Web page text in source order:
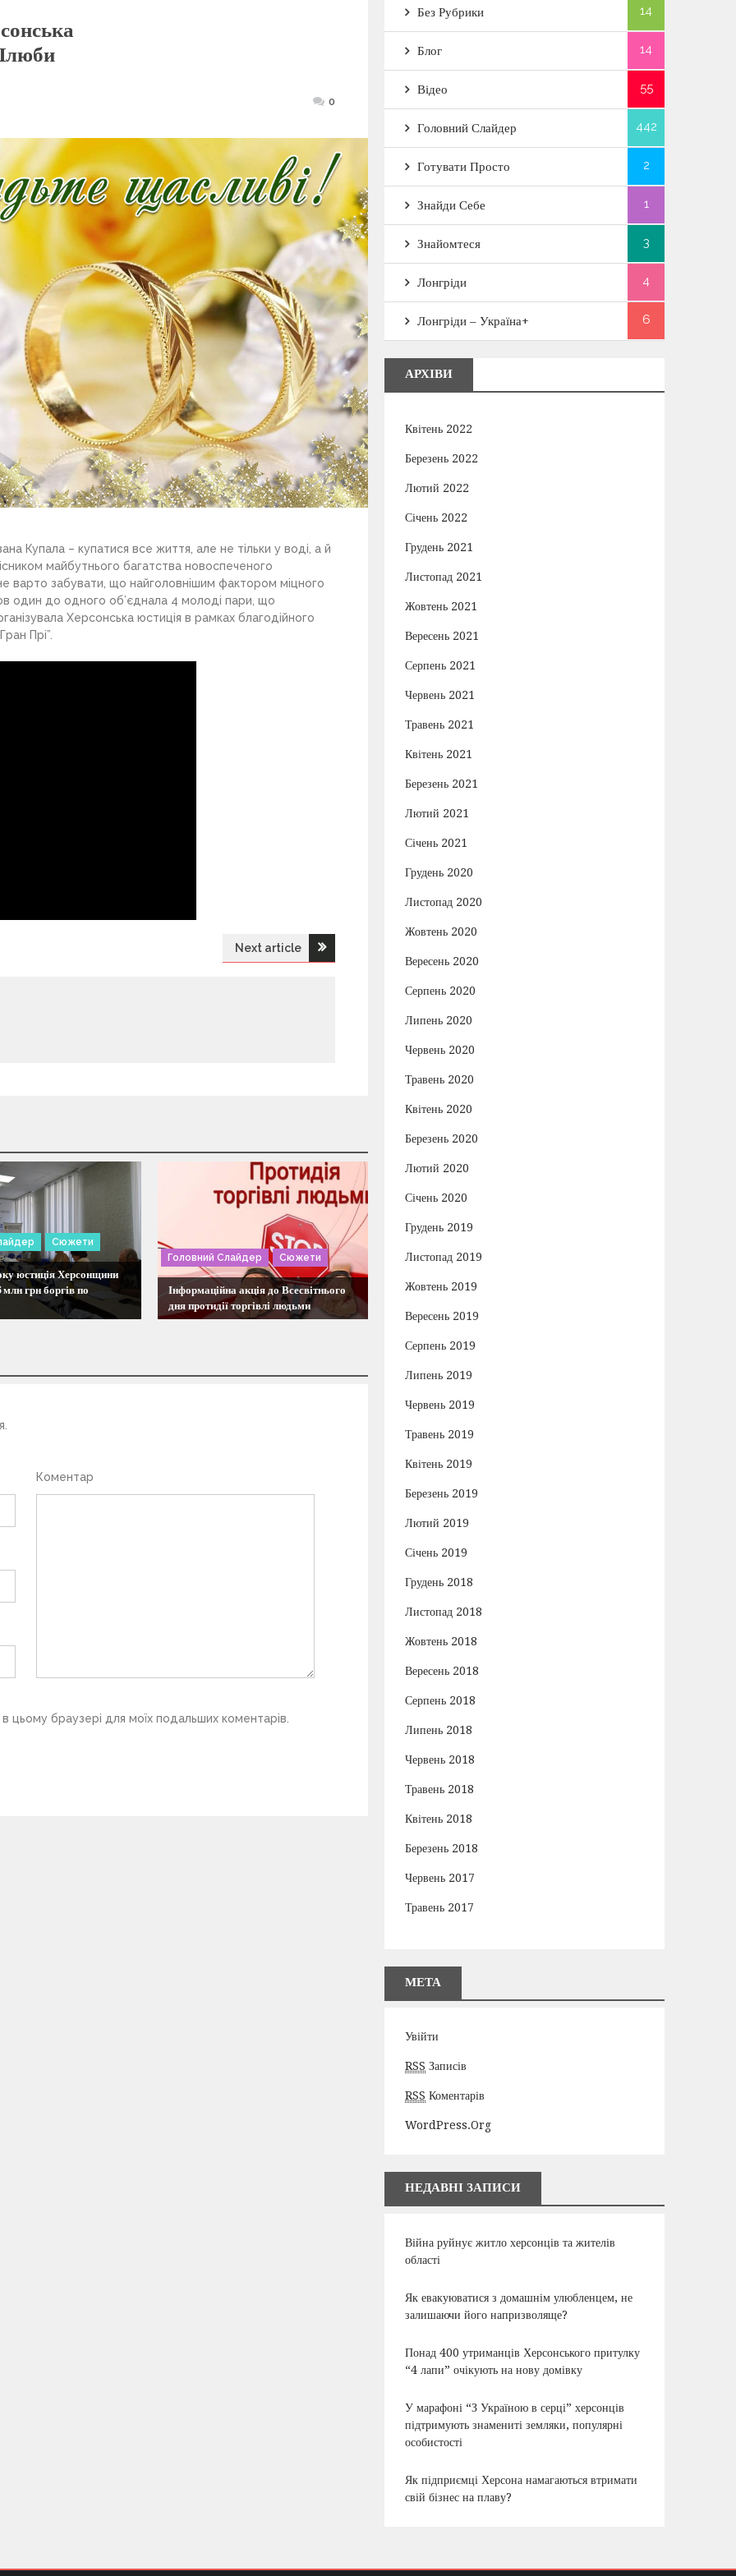
0
Купала – купатися все життя, але не тільки у воді, а й
майбутнього багатства новоспеченого
варто забувати, що найголовнішим фактором міцного
один до одного об’єднала 4 молоді пари, що
Херсонська юстиція в рамках благодійного
Прі”.
Next article
Сюжети
юстиція Херсонщини
млн грн боргів по
Головний Слайдер Сюжети
Інформаційна акція до Всесвітнього
дня протидії торгівлі людьми
Коментар
цьому браузері для моїх подальших коментарів.
Без Рубрики 14
Блог 14
Відео 55
Головний Слайдер 442
Готувати Просто 2
Знайди Себе 1
Знайомтеся 3
Лонгріди 4
Лонгріди – Україна+ 6
АРХІВИ
Квітень 2022
Березень 2022
Лютий 2022
Січень 2022
Грудень 2021
Листопад 2021
Жовтень 2021
Вересень 2021
Серпень 2021
Червень 2021
Травень 2021
Квітень 2021
Березень 2021
Лютий 2021
Січень 2021
Грудень 2020
Листопад 2020
Жовтень 2020
Вересень 2020
Серпень 2020
Липень 2020
Червень 2020
Травень 2020
Квітень 2020
Березень 2020
Лютий 2020
Січень 2020
Грудень 2019
Листопад 2019
Жовтень 2019
Вересень 2019
Серпень 2019
Липень 2019
Червень 2019
Травень 2019
Квітень 2019
Березень 2019
Лютий 2019
Січень 2019
Грудень 2018
Листопад 2018
Жовтень 2018
Вересень 2018
Серпень 2018
Липень 2018
Червень 2018
Травень 2018
Квітень 2018
Березень 2018
Червень 2017
Травень 2017
МЕТА
Увійти
RSS Записів
RSS Коментарів
WordPress.org
НЕДАВНІ ЗАПИСИ
Війна руйнує житло херсонців та жителів
області
Як евакуюватися з домашнім улюбленцем, не
залишаючи його напризволяще?
Понад 400 утриманців Херсонського притулку
“4 лапи” очікують на нову домівку
У марафоні “З Україною в серці” херсонців
підтримують знамениті земляки, популярні
особистості
Як підприємці Херсона намагаються втримати
свій бізнес на плаву?